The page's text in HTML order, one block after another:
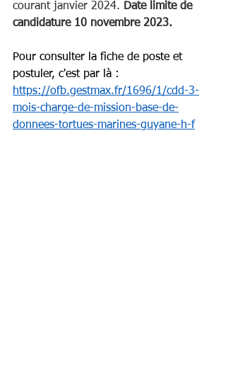
courant janvier 2024. Date limite de
candidature 10 novembre 2023.
Pour consulter la fiche de poste et
postuler, c'est par là :
https://ofb.gestmax.fr/1696/1/cdd-3-
mois-charge-de-mission-base-de-
donnees-tortues-marines-guyane-h-f